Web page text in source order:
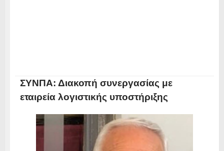
ΣΥΝΠΑ: Διακοπή συνεργασίας με
εταιρεία λογιστικής υποστήριξης